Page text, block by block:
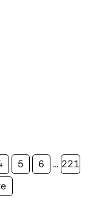
Page
5 Page
6 … Page
221